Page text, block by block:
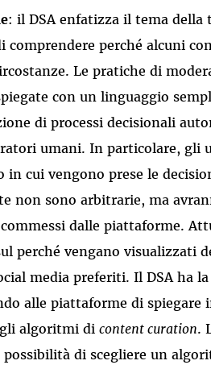
: il DSA enfatizza il tema della
comprendere perché alcuni
Le pratiche di
con un linguaggio
di processi decisionali
umani. In particolare, gli
in cui vengono prese le
non sono arbitrarie, ma
dalle piattaforme.
perché vengano visualizzati
media preferiti. Il DSA ha
alle piattaforme di spiegare
gli algoritmi dicontent curation.
di scegliere un